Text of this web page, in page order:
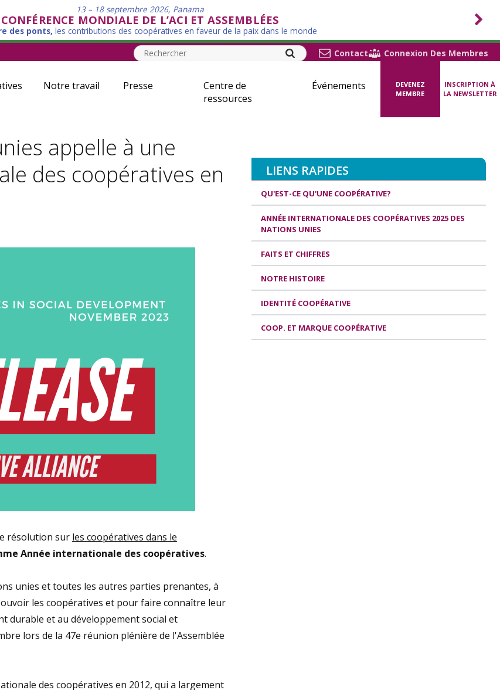
13 – 18 septembre 2026, Panama
CONFÉRENCE MONDIALE DE L’ACI ET ASSEMBLÉES
des ponts, les contributions des coopératives en faveur de la paix dans le monde
Contact Connexion Des Membres
Notre travail Presse
Centre de
ressources
Événements
DEVENEZ
MEMBRE
INSCRIPTION À
LA NEWSLETTER
appelle à une
des coopératives en
résolution sur les coopératives dans le
Année internationale des coopératives.
unies et toutes les autres parties prenantes, à
les coopératives et pour faire connaître leur
durable et au développement social et
lors de la 47e réunion plénière de l'Assemblée
des coopératives en 2012, qui a largement
LIENS RAPIDES
QU'EST-CE QU'UNE COOPÉRATIVE?
ANNÉE INTERNATIONALE DES COOPÉRATIVES 2025 DES
NATIONS UNIES
FAITS ET CHIFFRES
NOTRE HISTOIRE
IDENTITÉ COOPÉRATIVE
COOP. ET MARQUE COOPÉRATIVE